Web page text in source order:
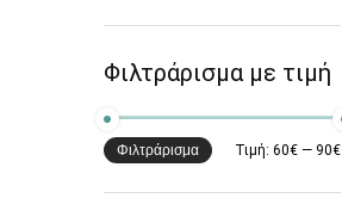
Φιλτράρισμα με τιμή
Φιλτράρισμα Τιμή: 60€— 90€